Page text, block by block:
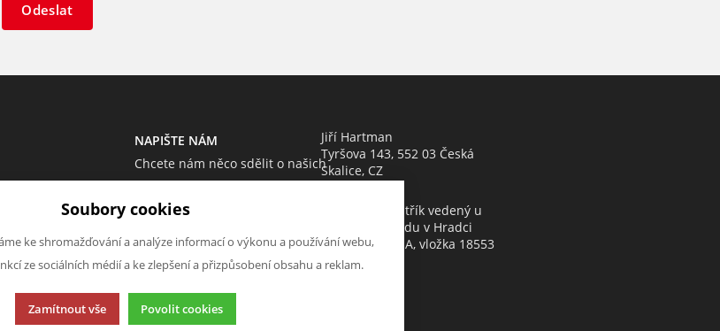
Odeslat
NAPIŠTE NÁM
Chcete nám něco sdělit o našich
Neváhejte napsat.
Chci napsat zprávu
Jiří Hartman
Tyršova 143, 552 03 Česká
Skalice, CZ
Obchodní rejstřík vedený u
Krajského soudu v Hradci
Králové, oddíl A, vložka 18553
Soubory cookies
ke shromažďování a analýze informací o výkonu a používání webu,
ze sociálních médií a ke zlepšení a přizpůsobení obsahu a reklam.
Zamítnout vše Povolit cookies